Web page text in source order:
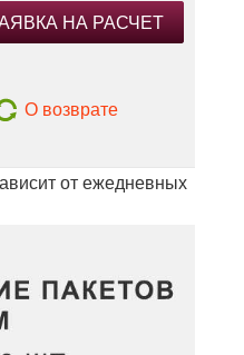
НА РАСЧЕТ
О возврате
от ежедневных